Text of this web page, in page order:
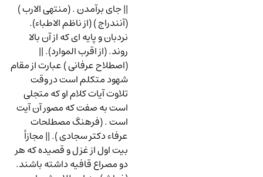
|| جای برآمدن . (منتهی الارب )
(آنندراج ) (از ناظم الاطباء).
نردبان و پایه ای که از آن بالا
روند. (از اقرب الموارد). ||
(اصطلاح عرفانی ) عبارت از مقام
شهود متکلم است در وقت
تلاوت آیات کلام او که متجلی
است به صفت که مصور آن آیت
است . (فرهنگ مصطلحات
عرفاء دکتر سجادی ). || مجازاً
بیت اول از غزل و قصیده که هر
دو مصراع قافیه داشته باشند.